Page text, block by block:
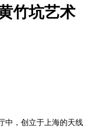
竹坑艺术
中，创立于上海的天线